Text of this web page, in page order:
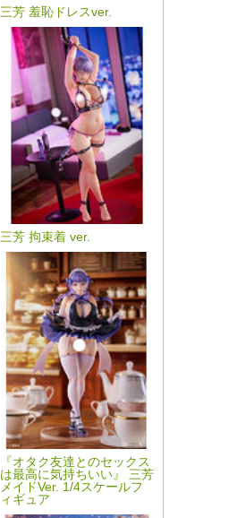
三芳 羞恥ドレスver.
三芳 拘束着 ver.
『オタク友達とのセックス
は最高に気持ちいい』 三芳
メイドVer. 1/4スケールフ
ィギュア